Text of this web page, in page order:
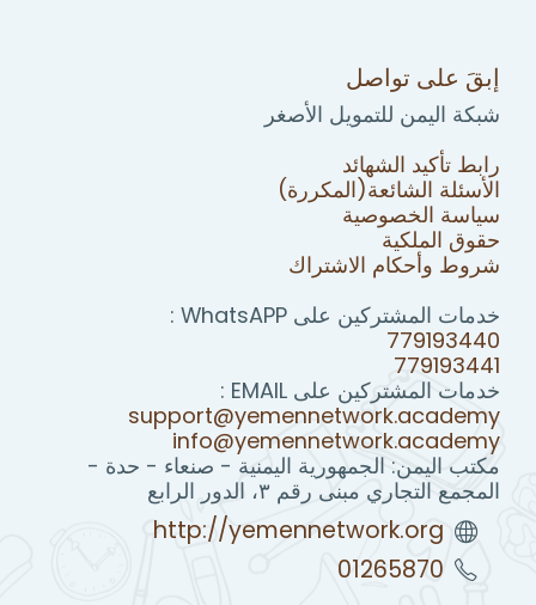
إبقَ على تواصل
شبكة اليمن للتمويل الأصغر
رابط تأكيد الشهائد
الأسئلة الشائعة(المكررة)
سياسة الخصوصية
حقوق الملكية
شروط وأحكام الاشتراك
خدمات المشتركين على WhatsAPP :
779193440
779193441
خدمات المشتركين على EMAIL :
support@yemennetwork.academy
info@yemennetwork.academy
مكتب اليمن: الجمهورية اليمنية - صنعاء - حدة -
المجمع التجاري مبنى رقم ٣، الدور الرابع
http://yemennetwork.org
01265870